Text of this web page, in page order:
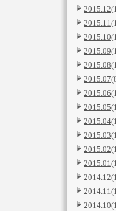
2015.12
2015.11
2015.10
2015.09
2015.08
2015.07
2015.06
2015.05
2015.04
2015.03
2015.02
2015.01
2014.12
2014.11
2014.10